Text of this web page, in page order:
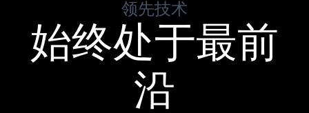
领先技术
始终处于最前
沿